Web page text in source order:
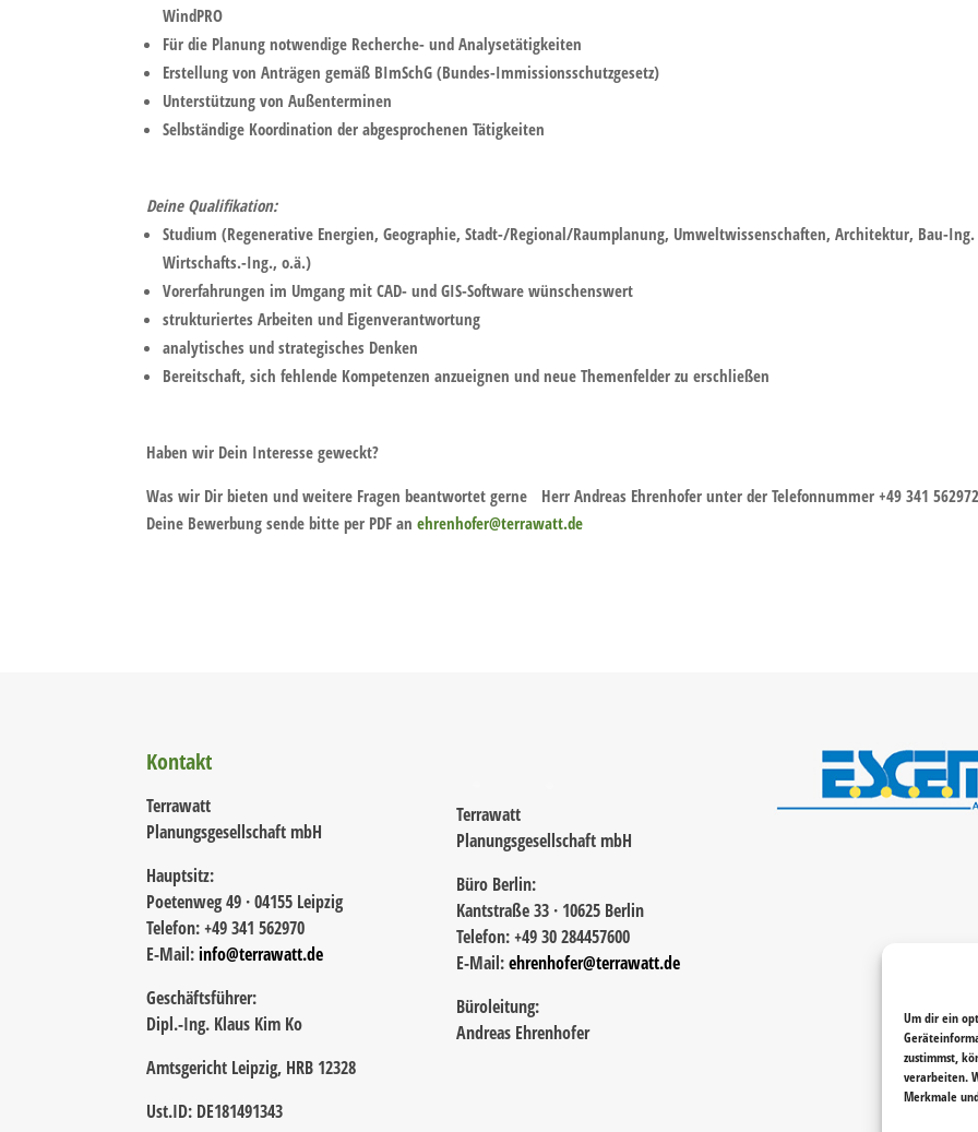
Um dir ein
zustimmst,
verarbeiten.
Merkmale
WindPRO
Für die Planung notwendige Recherche- und Analysetätigkeiten
Erstellung von Anträgen gemäß BImSchG (Bundes-Immissionsschutzgesetz)
Unterstützung von Außenterminen
Selbständige Koordination der abgesprochenen Tätigkeiten
Deine Qualifikation:
Studium (Regenerative Energien, Geographie, Stadt-/Regional/Raumplanung, Umweltwissenschaften, Architektur, Bau-
Wirtschafts.-Ing., o.ä.)
Vorerfahrungen im Umgang mit CAD- und GIS-Software wünschenswert
strukturiertes Arbeiten und Eigenverantwortung
analytisches und strategisches Denken
Bereitschaft, sich fehlende Kompetenzen anzueignen und neue Themenfelder zu erschließen
Haben wir Dein Interesse geweckt?
Was wir Dir bieten und weitere Fragen beantwortet gerne Herr Andreas Ehrenhofer unter der Telefonnummer +49 341
Deine Bewerbung sende bitte per PDF anehrenhofer@terrawatt.de
Kontakt
Terrawatt
Planungsgesellschaft mbH
Hauptsitz:
Poetenweg 49 · 04155 Leipzig
Telefon: +49 341 562970
E-Mail:info@terrawatt.de
Geschäftsführer:
Dipl.-Ing. Klaus Kim Ko
Amtsgericht Leipzig, HRB 12328
Ust.ID: DE181491343
Terrawatt
Planungsgesellschaft mbH
Büro Berlin:
Kantstraße 33 · 10625 Berlin
Telefon: +49 30 284457600
E-Mail:ehrenhofer@terrawatt.de
Büroleitung:
Andreas Ehrenhofer